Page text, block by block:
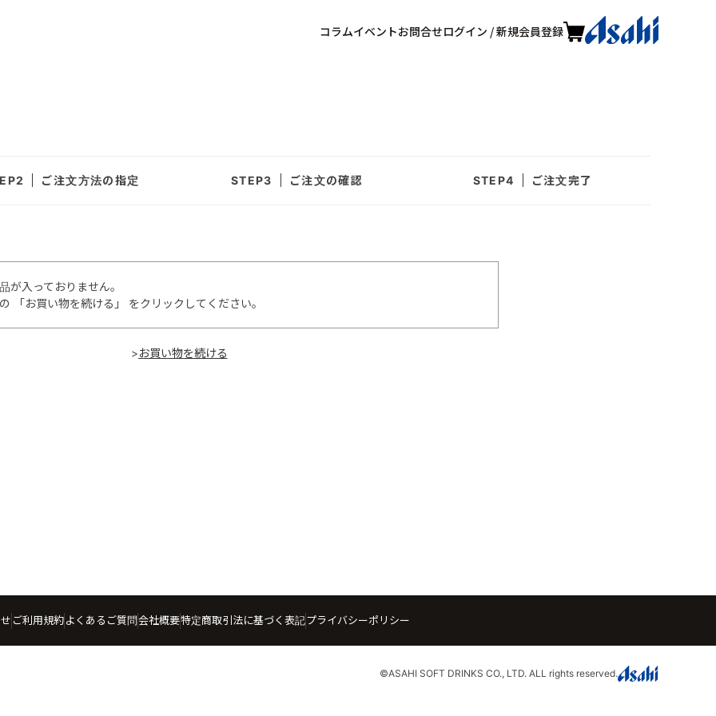
コラムイベントお問合せログイン / 新規会員登録
ご注文方法の指定 ご注文の確認 ご注文完了
が入っておりません。
「お買い物を続ける」 をクリックしてください。
>
ご利用規約 よくあるご質問会社概要特定商取引法に基づく表記プライバシーポリシー
©ASAHI SOFT DRINKS CO., LTD. ALL rights reserved.